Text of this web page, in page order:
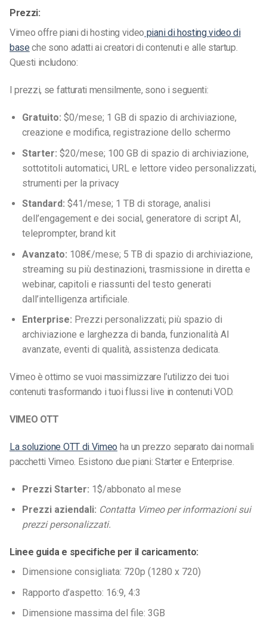
Prezzi:
Vimeo offre piani di hosting video piani di hosting video di
base che sono adatti ai creatori di contenuti e alle startup.
Questi includono:
I prezzi, se fatturati mensilmente, sono i seguenti:
Gratuito: $0/mese; 1 GB di spazio di archiviazione,
creazione e modifica, registrazione dello schermo
Starter: $20/mese; 100 GB di spazio di archiviazione,
sottotitoli automatici, URL e lettore video personalizzati,
strumenti per la privacy
Standard: $41/mese; 1 TB di storage, analisi
dell’engagement e dei social, generatore di script AI,
teleprompter, brand kit
Avanzato: 108€/mese; 5 TB di spazio di archiviazione,
streaming su più destinazioni, trasmissione in diretta e
webinar, capitoli e riassunti del testo generati
dall’intelligenza artificiale.
Enterprise: Prezzi personalizzati; più spazio di
archiviazione e larghezza di banda, funzionalità AI
avanzate, eventi di qualità, assistenza dedicata.
Vimeo è ottimo se vuoi massimizzare l’utilizzo dei tuoi
contenuti trasformando i tuoi flussi live in contenuti VOD.
VIMEO OTT
La soluzione OTT di Vimeo ha un prezzo separato dai normali
pacchetti Vimeo. Esistono due piani: Starter e Enterprise.
Prezzi Starter: 1$/abbonato al mese
Prezzi aziendali: Contatta Vimeo per informazioni sui
prezzi personalizzati.
Linee guida e specifiche per il caricamento:
Dimensione consigliata: 720p (1280 x 720)
Rapporto d’aspetto: 16:9, 4:3
Dimensione massima del file: 3GB